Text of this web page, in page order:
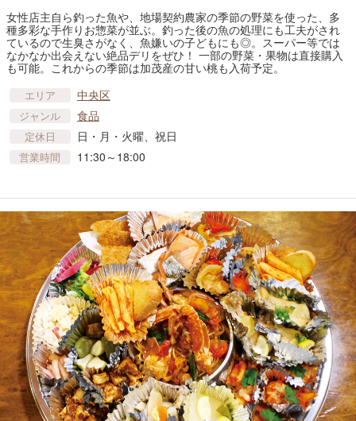
女性店主自ら釣った魚や、地場契約農家の季節の野菜を使った、多
種多彩な手作りお惣菜が並ぶ。釣った後の魚の処理にも工夫がされ
ているので生臭さがなく、魚嫌いの子どもにも◎。スーパー等では
なかなか出会えない絶品デリをぜひ！ 一部の野菜・果物は直接購入
も可能。これからの季節は加茂産の甘い桃も入荷予定。
エリア 中央区
ジャンル 食品
定休日 日・月・火曜、祝日
営業時間 11:30～18:00